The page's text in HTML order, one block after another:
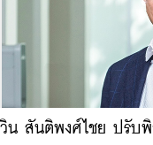
วิน สันติพงศ์ไชย ปรับ